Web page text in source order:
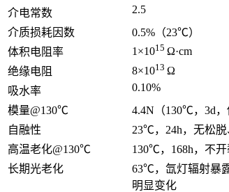
介电常数
2.5
介质损耗因数
0.5%（23℃）
体积电阻率
1×1015 Ω·cm
绝缘电阻
8×1013 Ω
吸水率
0.10%
模量@130℃
4.4N（130℃，3d，
自融性
23℃，24h，无松脱
高温老化@130℃
130℃，168h，不
长期光老化
63℃，氙灯辐射暴
明显变化